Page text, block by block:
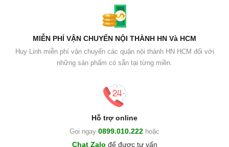
MIỄN PHÍ VẬN CHUYỂN NỘI THÀNH HN Và HCM
Huy Linh miễn phí vận chuyển các quận nội thành HN HCM đối với
những sản phẩm có sẵn tại từng miền.
Hỗ trợ online
Gọi ngay 0899.010.222 hoặc
Chat Zalo để được tư vấn